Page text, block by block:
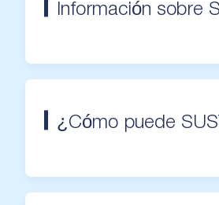
Información sobre
¿Cómo puede